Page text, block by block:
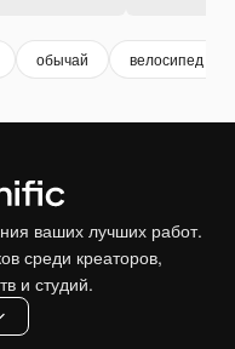
обычай велосипед
ваших лучших работ.
среди креаторов,
и студий.